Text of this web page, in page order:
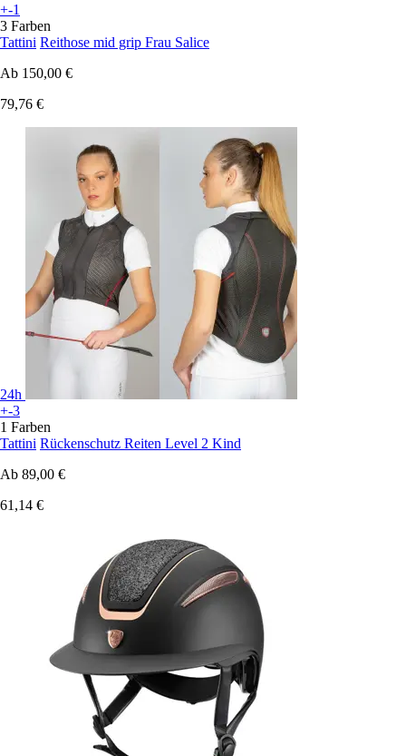
+-1
3 Farben
Tattini Reithose mid grip Frau Salice
Ab 150,00 €
79,76 €
24h
+-3
1 Farben
Tattini Rückenschutz Reiten Level 2 Kind
Ab 89,00 €
61,14 €